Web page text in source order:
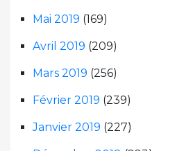
Mai 2019 (169)
Avril 2019 (209)
Mars 2019 (256)
Février 2019 (239)
Janvier 2019 (227)